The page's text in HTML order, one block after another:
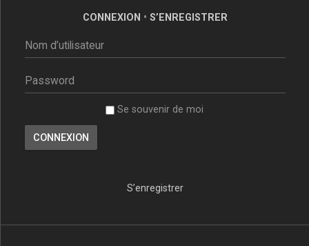
CONNEXION • S’ENREGISTRER
Se souvenir de moi
S’enregistrer